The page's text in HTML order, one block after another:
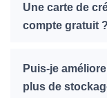
Une carte de
compte gratuit ?
Puis-je
plus de